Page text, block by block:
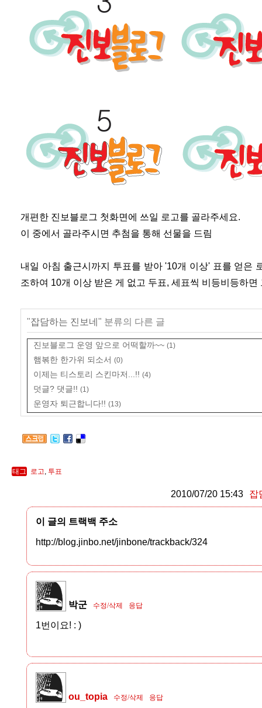
개편한 진보블로그 첫화면에 쓰일 로고를 골라주세요.
이 중에서 골라주시면 추첨을 통해 선물을 드림
내일 아침 출근시까지 투표를 받아 '10개 이상' 표를 얻은
조하여 10개 이상 받은 게 없고 두표, 세표씩 비등비등하면
"잡담하는 진보네 " 분류의 다른 글
진보블로그 운영 앞으로 어떡할까~~ (1)
햄볶한 한가위 되소서 (0)
이제는 티스토리 스킨마저...!! (4)
덧글? 댓글!! (1)
운영자 퇴근합니다!! (13)
태그 로고, 투표
2010/07/20 15:43 잡
이 글의 트랙백 주소
http://blog.jinbo.net/jinbone/trackback/324
박군 수정/삭제 응답
1번이요! : )
ou_topia 수정/삭제 응답